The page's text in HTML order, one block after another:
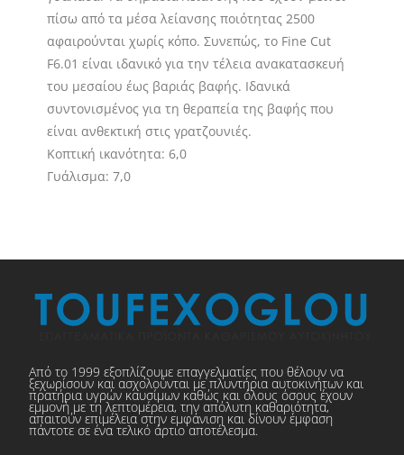
πίσω από τα μέσα λείανσης ποιότητας 2500
αφαιρούνται χωρίς κόπο. Συνεπώς, το Fine Cut
F6.01 είναι ιδανικό για την τέλεια ανακατασκευή
του μεσαίου έως βαριάς βαφής. Ιδανικά
συντονισμένος για τη θεραπεία της βαφής που
είναι ανθεκτική στις γρατζουνιές.
Κοπτική ικανότητα: 6,0
Γυάλισμα: 7,0
Από το 1999 εξοπλίζουμε επαγγελματίες που θέλουν να
ξεχωρίσουν και ασχολούνται με πλυντήρια αυτοκινήτων και
πρατήρια υγρών καυσίμων καθώς και όλους όσους έχουν
εμμονή με τη λεπτομέρεια, την απόλυτη καθαριότητα,
απαιτούν επιμέλεια στην εμφάνιση και δίνουν έμφαση
πάντοτε σε ένα τελικό άρτιο αποτέλεσμα.